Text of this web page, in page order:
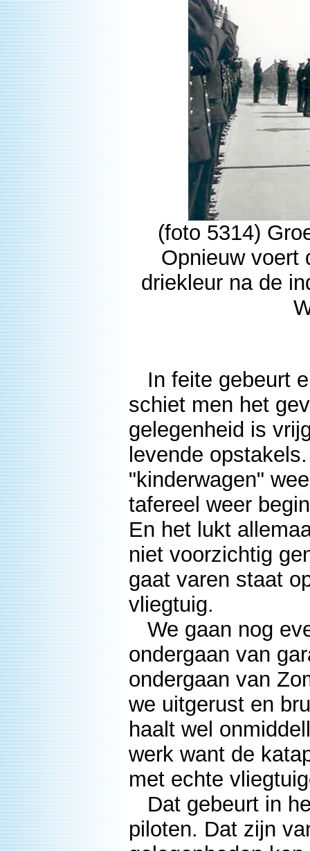
(foto 5314)
Opnieuw voert
driekleur na de
In feite gebeurt
schiet men het
gelegenheid is
levende
"kinderwagen"
tafereel weer
En het lukt
niet voorzichtig
gaat varen staat
vliegtuig.
We gaan nog
ondergaan van
ondergaan van
we uitgerust en
haalt wel
werk want de
met echte
Dat gebeurt in
piloten. Dat zijn